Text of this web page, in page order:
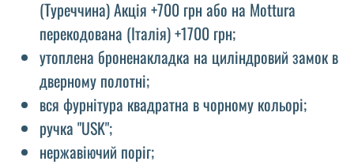
(Туреччина) Акція +700 грн або на Mottura
перекодована (Італія) +1700 грн;
утоплена броненакладка на циліндровий замок в
дверному полотні;
вся фурнітура квадратна в чорному кольорі;
ручка "USK";
нержавіючий поріг;